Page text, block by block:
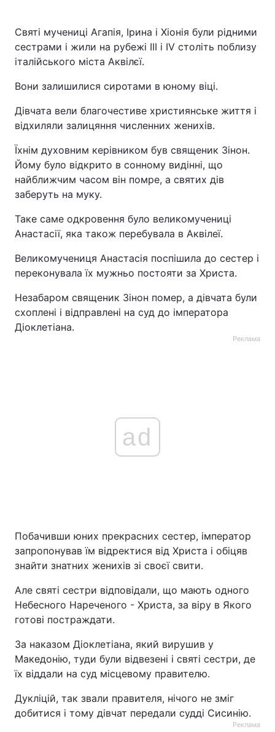
Святі мучениці Агапія, Ірина і Хіонія були рідними
сестрами і жили на рубежі III і IV століть поблизу
італійського міста Аквілєї.
Вони залишилися сиротами в юному віці.
Дівчата вели благочестиве християнське життя і
відхиляли залицяння численних женихів.
Їхнім духовним керівником був священик Зінон.
Йому було відкрито в сонному видінні, що
найближчим часом він помре, а святих дів
заберуть на муку.
Таке саме одкровення було великомучениці
Анастасії, яка також перебувала в Аквілеї.
Великомучениця Анастасія поспішила до сестер і
переконувала їх мужньо постояти за Христа.
Незабаром священик Зінон помер, а дівчата були
схоплені і відправлені на суд до імператора
Діоклетіана.
Реклама
ad
Побачивши юних прекрасних сестер, імператор
запропонував їм відректися від Христа і обіцяв
знайти знатних женихів зі своєї свити.
Але святі сестри відповідали, що мають одного
Небесного Нареченого - Христа, за віру в Якого
готові постраждати.
За наказом Діоклетіана, який вирушив у
Македонію, туди були відвезені і святі сестри, де
їх віддали на суд місцевому правителю.
Дукліцій, так звали правителя, нічого не зміг
добитися і тому дівчат передали судді Сисинію.
Реклама